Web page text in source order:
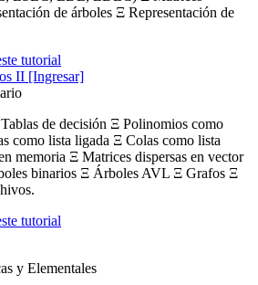
de árboles Ξ Representación de
tutorial
II [Ingresar]
de decisión Ξ Polinomios como
como lista ligada Ξ Colas como lista
memoria Ξ Matrices dispersas en vector
binarios Ξ Árboles AVL Ξ Grafos Ξ
tutorial
y Elementales